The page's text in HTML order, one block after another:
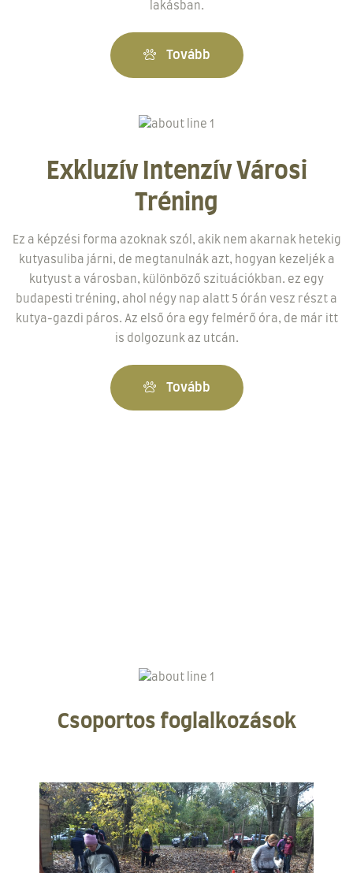
lakásban.
Tovább
Exkluzív Intenzív Városi
Tréning
Ez a képzési forma azoknak szól, akik nem akarnak hetekig
kutyasuliba járni, de megtanulnák azt, hogyan kezeljék a
kutyust a városban, különböző szituációkban. ez egy
budapesti tréning, ahol négy nap alatt 5 órán vesz részt a
kutya-gazdi páros. Az első óra egy felmérő óra, de már itt
is dolgozunk az utcán.
Tovább
Csoportos foglalkozások